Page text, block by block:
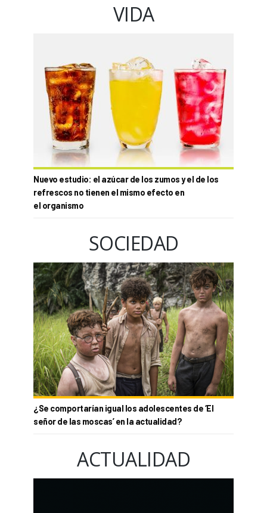
VIDA
Nuevo estudio: el azúcar de los zumos y el de los
refrescos no tienen el mismo efecto en
el organismo
SOCIEDAD
¿Se comportarían igual los adolescentes de ‘El
señor de las moscas’ en la actualidad?
ACTUALIDAD